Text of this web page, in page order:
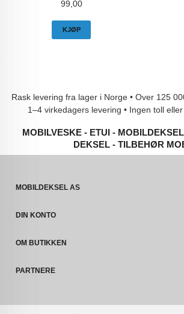
Pris
99,00
KJØP
Rask levering fra lager i Norge • Over 125
1–4 virkedagers levering • Ingen toll
MOBILVESKE - ETUI -
DEKSEL - TILBEHØR
MOBILDEKSEL AS
DIN KONTO
OM BUTIKKEN
PARTNERE